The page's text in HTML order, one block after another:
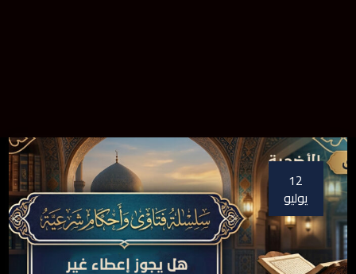
12
يوليو